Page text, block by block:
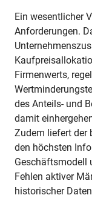
Ein wesentlicher
Anforderungen.
Firmenwerts,
des Anteils- und
damit
Zudem liefert der
den höchsten
Geschäftsmodell
Fehlen aktiver
historischer